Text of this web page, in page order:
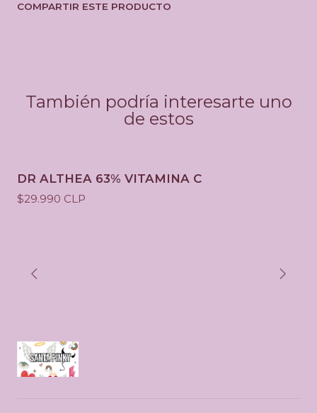
COMPARTIR ESTE PRODUCTO
También podría interesarte uno
de estos
DR ALTHEA 63% VITAMINA C
$29.990 CLP